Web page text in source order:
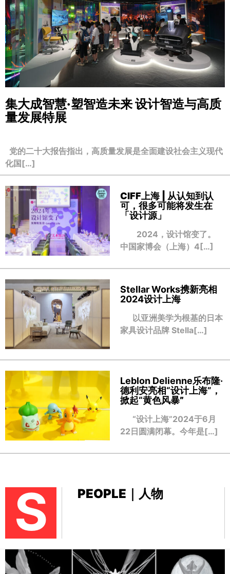
集大成智慧·塑智造未来设计智造与高质
量发展特展
党的二十大报告指出，高质量发展是全面建设社会主义现代
化国[…]
CIFF上海 | 从认知到认
可，很多可能将发生在
「设计源」
2024，设计馆变了。
中国家博会（上海）4[…]
Stellar Works携新亮相
2024设计上海
以亚洲美学为根基的日本
家具设计品牌 Stella[…]
Leblon Delienne乐布隆·
德利安亮相“设计上海”，
掀起“黄色风暴”
“设计上海”2024于6月
22日圆满闭幕。今年是[…]
S PEOPLE｜人物